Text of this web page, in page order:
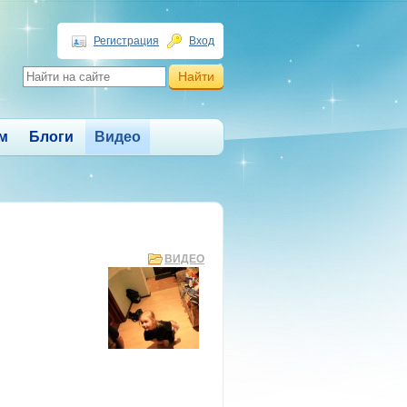
Регистрация Вход
Блоги Видео
ВИДЕО